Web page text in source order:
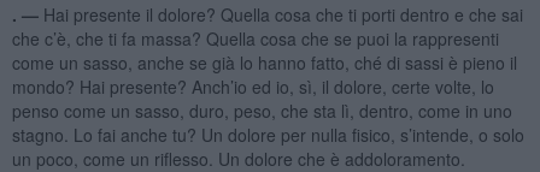
. — Hai presente il dolore? Quella cosa che ti porti dentro e che sai
che c’è, che ti fa massa? Quella cosa che se puoi la rappresenti
come un sasso, anche se già lo hanno fatto, ché di sassi è pieno il
mondo? Hai presente? Anch’io ed io, sì, il dolore, certe volte, lo
penso come un sasso, duro, peso, che sta lì, dentro, come in uno
stagno. Lo fai anche tu? Un dolore per nulla fisico, s’intende, o solo
un poco, come un riflesso. Un dolore che è addoloramento.